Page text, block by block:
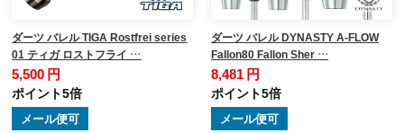
ダーツ バレル TIGA Rostfrei series
01 ティガ ロストフライ …
5,500 円
ポイント5倍
メール便可
ダーツ バレル DYNASTY A-FLOW
Fallon80 Fallon Sher …
8,481 円
ポイント5倍
メール便可